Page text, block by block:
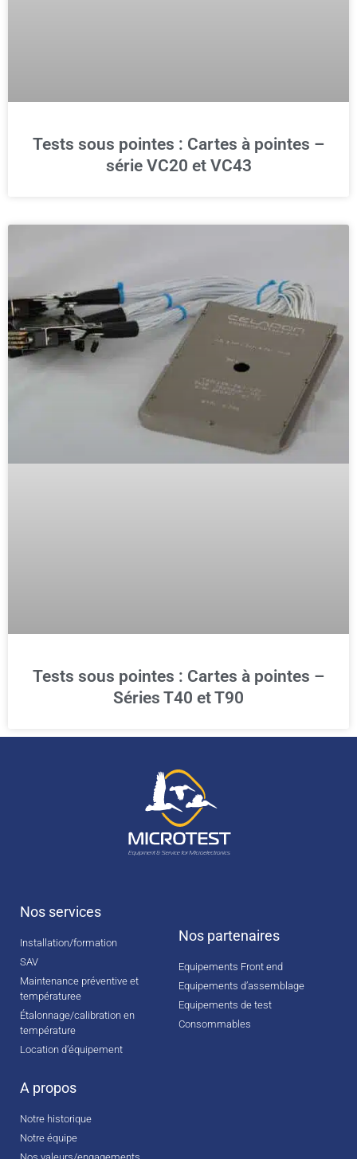
Tests sous pointes : Cartes à pointes –
série VC20 et VC43
Tests sous pointes : Cartes à pointes –
Séries T40 et T90
Nos services
Installation/formation
SAV
Maintenance préventive et
températuree
Étalonnage/calibration en
température
Location d‘équipement
Nos partenaires
Equipements Front end
Equipements d’assemblage
Equipements de test
Consommables
A propos
Notre historique
Notre équipe